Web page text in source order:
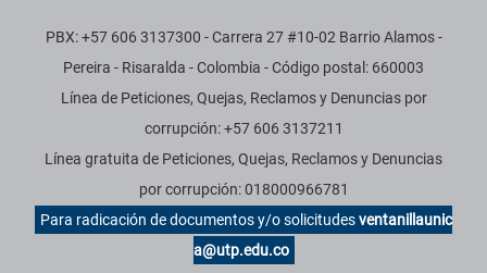
PBX: +57 606 3137300 - Carrera 27 #10-02 Barrio Alamos -
Pereira - Risaralda - Colombia - Código postal: 660003
Línea de Peticiones, Quejas, Reclamos y Denuncias por
corrupción: +57 606 3137211
Línea gratuita de Peticiones, Quejas, Reclamos y Denuncias
por corrupción: 018000966781
Para radicación de documentos y/o solicitudesventanillaunic
a@utp.edu.co